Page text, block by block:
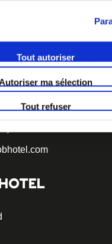
Tout autoriser
Autoriser ma sélection
Tout refuser
into a cooperative
your own MOB HOTEL